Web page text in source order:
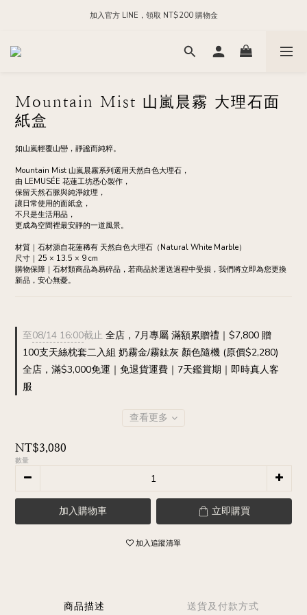
每日 24:00 前下單，現貨商品隔日出貨
每日 24:00 前下單，現貨商品隔日出貨
Mountain Mist 山嵐晨霧 大理石面
紙盒
如山嵐輕覆山巒，靜謐而純粹。
Mountain Mist 山嵐晨霧系列選用天然白色大理石，
由 LEMUSÉE 花蓮工坊悉心製作，
保留天然石脈與純淨紋理，
讓日常使用的面紙盒，
不只是生活用品，
更成為空間裡最安靜的一道風景。
材質｜石材源自花蓮稀有 天然白色大理石（Natural White Marble）
尺寸｜25 × 13.5 × 9 cm
購物保障｜石材類商品為易碎品，若商品於運送過程中受損，我們將立即為您更換
新品，安心無憂。
至08/14 16:00截止 全店，7月專屬 滿額累贈禮｜$7,800 贈
100支天絲枕套二入組 奶霧金/霧鈦灰 顏色隨機 (原價$2,280)
全店，滿$3,000免運｜免退貨運費｜7天鑑賞期｜即時真人客
服
查看更多
NT$3,080
數量
加入購物車 立即購買
加入追蹤清單
商品描述 送貨及付款方式